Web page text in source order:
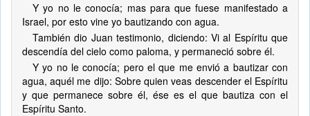
Y yo no le conocía; mas para que fuese manifestado a
Israel, por esto vine yo bautizando con agua.
También dio Juan testimonio, diciendo: Vi al Espíritu que
descendía del cielo como paloma, y permaneció sobre él.
Y yo no le conocía; pero el que me envió a bautizar con
agua, aquél me dijo: Sobre quien veas descender el Espíritu
y que permanece sobre él, ése es el que bautiza con el
Espíritu Santo.